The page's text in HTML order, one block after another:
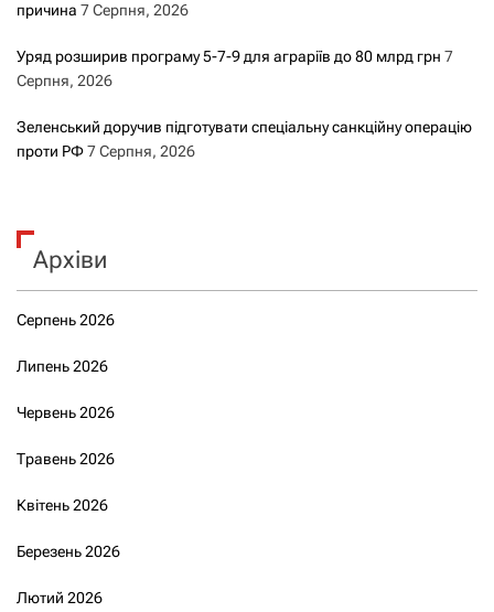
причина 7 Серпня, 2026
Уряд розширив програму 5-7-9 для аграріїв до 80 млрд грн 7
Серпня, 2026
Зеленський доручив підготувати спеціальну санкційну операцію
проти РФ7 Серпня, 2026
Архіви
Серпень 2026
Липень 2026
Червень 2026
Травень 2026
Квітень 2026
Березень 2026
Лютий 2026